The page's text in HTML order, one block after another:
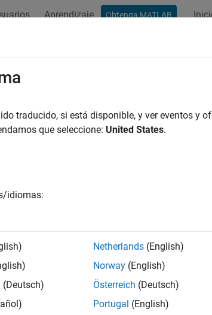
Aprendizaje Obtenga MATLAB
¿Qué tan útil fue esta
traducido, si está disponible, y ver eventos y
que seleccione: United States.
idiomas:
(Deutsch)
Netherlands (English)
Norway (English)
Österreich (Deutsch)
Portugal (English)